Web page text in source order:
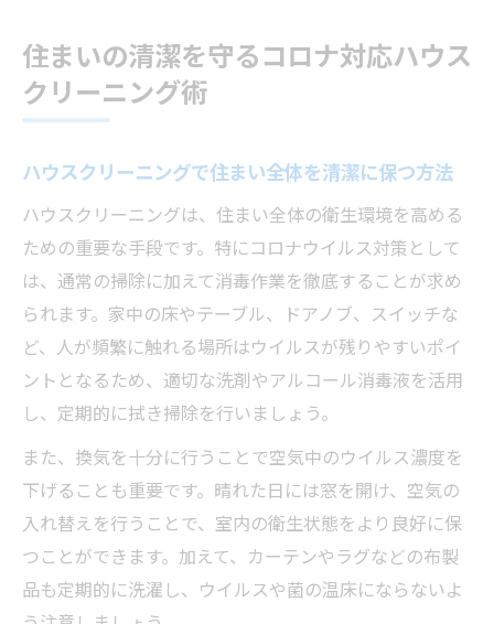
住まいの清潔を守るコロナ対応ハウス
クリーニング術
ハウスクリーニングで住まい全体を清潔に保つ方法
ハウスクリーニングは、住まい全体の衛生環境を高める
ための重要な手段です。特にコロナウイルス対策として
は、通常の掃除に加えて消毒作業を徹底することが求め
られます。家中の床やテーブル、ドアノブ、スイッチな
ど、人が頻繁に触れる場所はウイルスが残りやすいポイ
ントとなるため、適切な洗剤やアルコール消毒液を活用
し、定期的に拭き掃除を行いましょう。
また、換気を十分に行うことで空気中のウイルス濃度を
下げることも重要です。晴れた日には窓を開け、空気の
入れ替えを行うことで、室内の衛生状態をより良好に保
つことができます。加えて、カーテンやラグなどの布製
品も定期的に洗濯し、ウイルスや菌の温床にならないよ